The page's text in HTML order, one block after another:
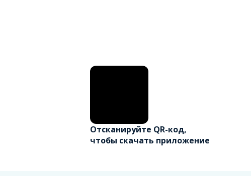
Отсканируйте QR-код,
чтобы скачать приложение